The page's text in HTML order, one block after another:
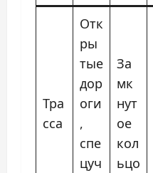
Тра
сса
Отк
ры
тые
дор
оги
,
спе
цуч
За
мк
нут
ое
кол
ьцо